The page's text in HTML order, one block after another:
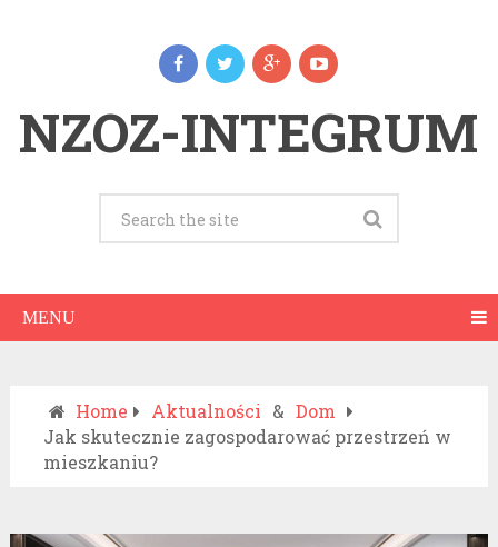
NZOZ-INTEGRUM
MENU
Home Aktualności & Dom
Jak skutecznie zagospodarować przestrzeń w
mieszkaniu?